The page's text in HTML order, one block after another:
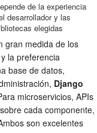
de la experiencia
desarrollador y las
elegidas
gran medida de los
la preferencia
base de datos,
Django
microservicios, APIs
cada componente,
son excelentes